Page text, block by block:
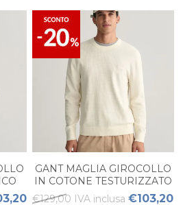
GANT MAGLIA GIROCOLLO
IN COTONE TESTURIZZATO
UOMO
€129,00 IVA inclusa €103,20